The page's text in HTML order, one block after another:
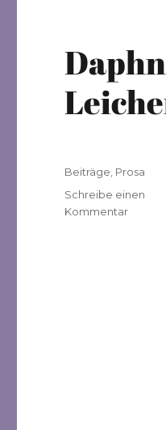
Veröffentlicht
am
Kategorien
Beiträge Prosa
Schreibe einen
Kommentarzu